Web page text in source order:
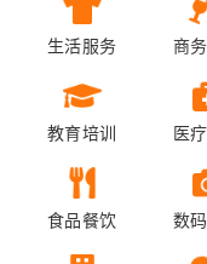
生活服务 商
教育培训 医
食品餐饮 数